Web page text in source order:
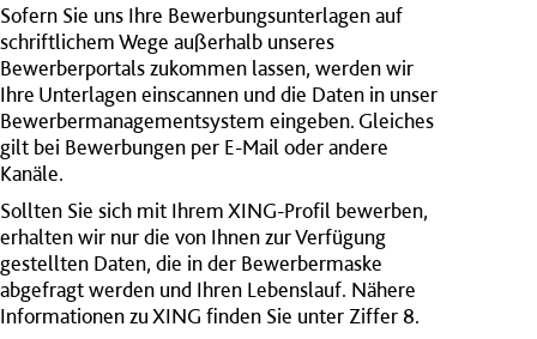
Sofern Sie uns Ihre Bewerbungsunterlagen auf
schriftlichem Wege außerhalb unseres
Bewerberportals zukommen lassen, werden wir
Ihre Unterlagen einscannen und die Daten in unser
Bewerbermanagementsystem eingeben. Gleiches
gilt bei Bewerbungen per E-Mail oder andere
Kanäle.
Sollten Sie sich mit Ihrem XING-Profil bewerben,
erhalten wir nur die von Ihnen zur Verfügung
gestellten Daten, die in der Bewerbermaske
abgefragt werden und Ihren Lebenslauf. Nähere
Informationen zu XING finden Sie unter Ziffer 8.